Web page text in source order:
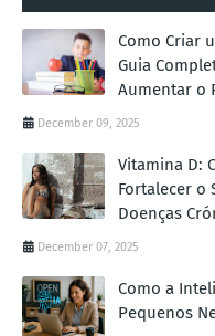
Como Criar
Guia
Aumentar o
December 09, 2025
Vitamina D:
Fortalecer o
Doenças
December 07, 2025
Como a
Pequenos